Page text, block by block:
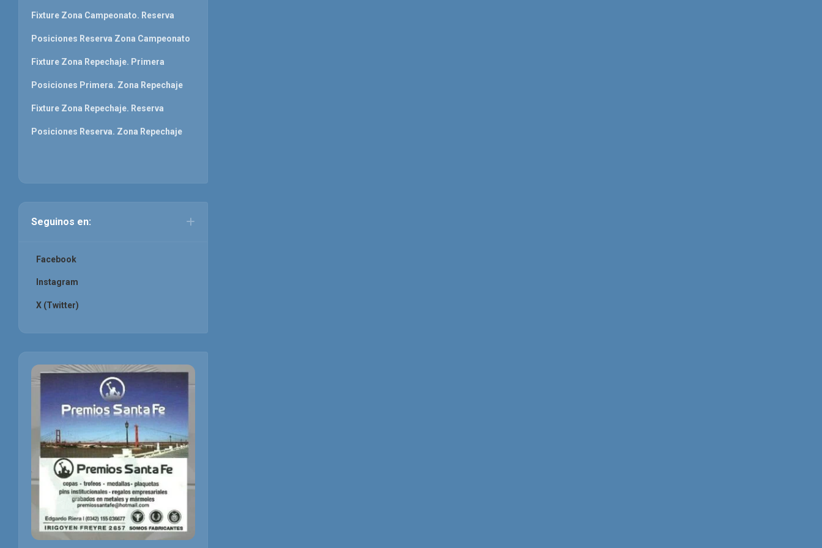
Fixture Zona Campeonato. Reserva
Posiciones Reserva Zona Campeonato
Fixture Zona Repechaje. Primera
Posiciones Primera. Zona Repechaje
Fixture Zona Repechaje. Reserva
Posiciones Reserva. Zona Repechaje
Seguinos en:
Facebook
Instagram
X (Twitter)